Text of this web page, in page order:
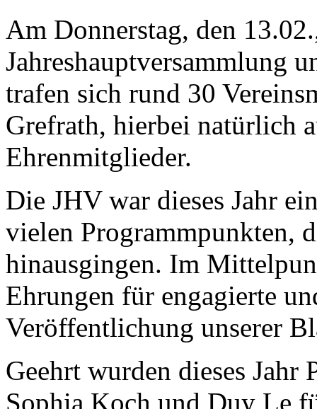
Am Donnerstag, den
Jahreshauptversammlung
trafen sich rund 30
Grefrath, hierbei natürlich
Ehrenmitglieder.
Die JHV war dieses Jahr
vielen Programmpunkten,
hinausgingen. Im
Ehrungen für engagierte
Veröffentlichung unserer
Geehrt wurden dieses
Sophia Koch und Duy Le